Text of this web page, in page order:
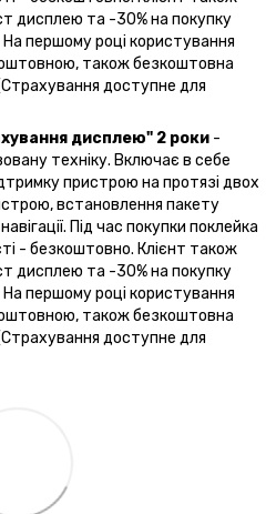
дисплею та -30% на покупку
На першому році користування
також безкоштовна
доступне для
дисплею" 2 роки -
техніку. Включає в себе
пристрою на протязі двох
встановлення пакету
Під час покупки поклейка
- безкоштовно. Клієнт також
дисплею та -30% на покупку
На першому році користування
також безкоштовна
доступне для